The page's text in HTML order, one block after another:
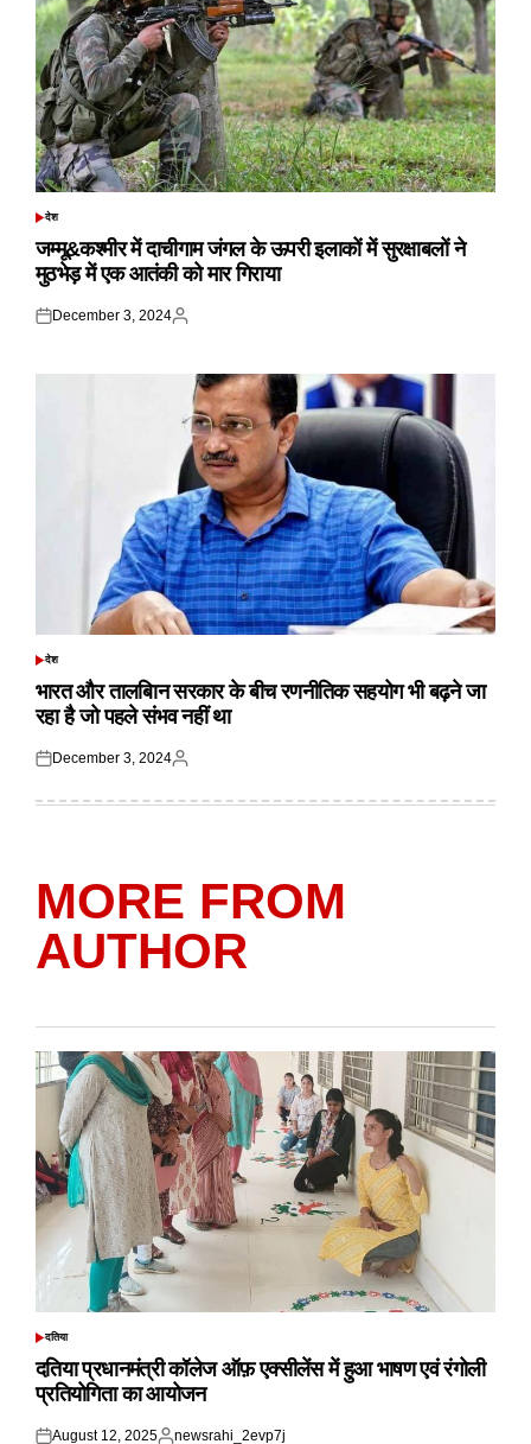
POSTED
देश
जम्मू&कश्मीर में दाचीगाम जंगल के ऊपरी इलाकों में सुरक्षाबलों ने
मुठभेड़ में एक आतंकी को मार गिराया
Posted
December 3, 2024
Posted
POSTED
देश
भारत और तालबिान सरकार के बीच रणनीतिक सहयोग भी बढ़ने जा
रहा है जो पहले संभव नहीं था
Posted
December 3, 2024
Posted
MORE FROM
AUTHOR
POSTED
दतिया
दतिया प्रधानमंत्री कॉलेज ऑफ़ एक्सीलेंस में हुआ भाषण एवं रंगोली
प्रतियोगिता का आयोजन
August 12, 2025 newsrahi_2evp7j